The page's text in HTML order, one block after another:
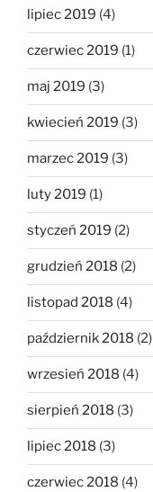
lipiec 2019 (4)
czerwiec 2019 (1)
maj 2019 (3)
kwiecień 2019 (3)
marzec 2019 (3)
luty 2019 (1)
styczeń 2019 (2)
grudzień 2018 (2)
listopad 2018 (4)
październik 2018 (2)
wrzesień 2018 (4)
sierpień 2018 (3)
lipiec 2018 (3)
czerwiec 2018 (4)